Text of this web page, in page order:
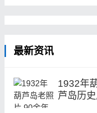
最新资讯
1932年
芦岛历